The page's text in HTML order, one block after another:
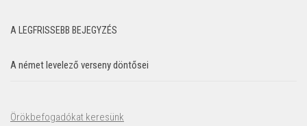
A LEGFRISSEBB BEJEGYZÉS
A német levelező verseny döntősei
Örökbefogadókat keresünk